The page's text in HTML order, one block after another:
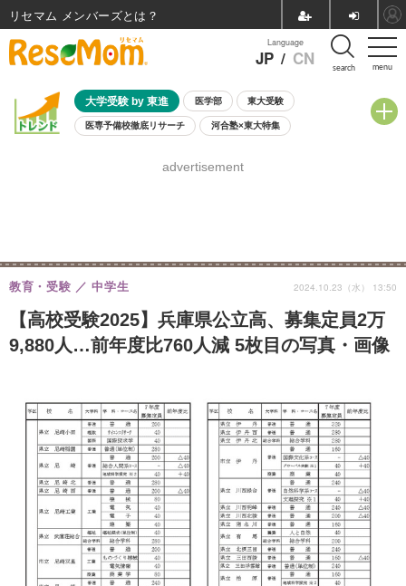
menu
Language
JP / CN search
大学受験 by 東進 医学部 東大受験
医専予備校徹底リサーチ 河合塾×東大特集
8月開催学校説明会・相談会
advertisement
【高校受験2025】兵庫県公立高、募集定員2万
9,880人…前年度比760人減 5枚目の写真・画像
教育・受験 中学生 2024.10.23（水） 13:50
リセマム メンバーズ